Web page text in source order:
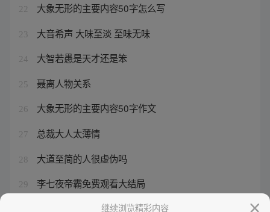
22 大象无形的主要内容50字怎么写
23 大音希声 大味至淡 至味无味
24 大智若愚是天才还是笨
25 聂离人物关系
26 大象无形的主要内容50字作文
27 总裁大人太薄情
28 大道至简的人很虚伪吗
29 李七夜帝霸免费观看大结局
小青梅她人美声甜继续浏览精彩内容